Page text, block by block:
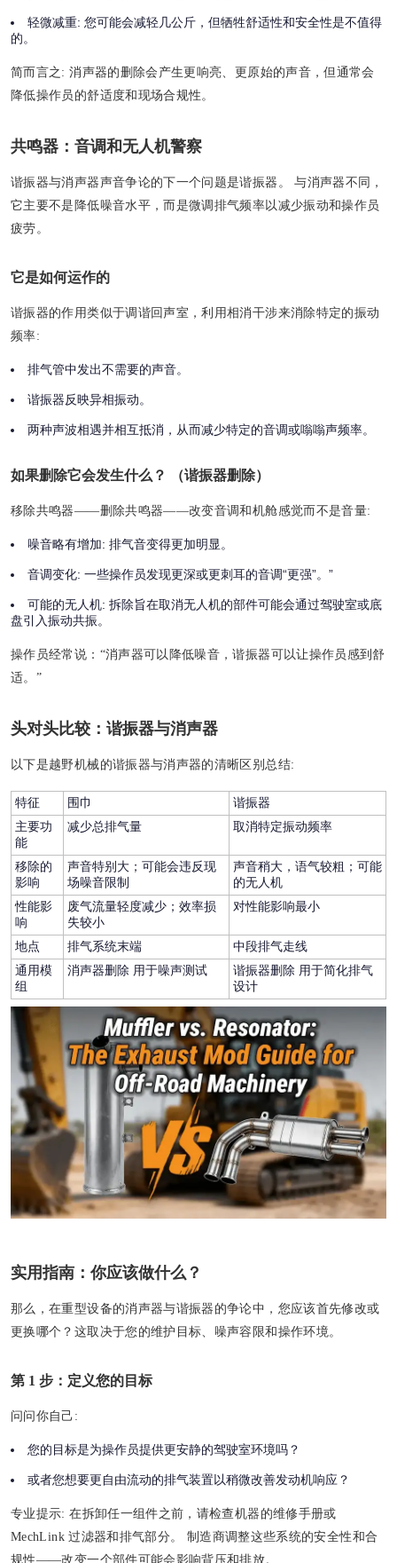
轻微减重: 您可能会减轻几公斤，但牺牲舒适性和安全性是不值得
的。
简而言之: 消声器的删除会产生更响亮、更原始的声音，但通常会
降低操作员的舒适度和现场合规性。
共鸣器：音调和无人机警察
谐振器与消声器声音争论的下一个问题是谐振器。 与消声器不同，
它主要不是降低噪音水平，而是微调排气频率以减少振动和操作员
疲劳。
它是如何运作的
谐振器的作用类似于调谐回声室，利用相消干涉来消除特定的振动
频率:
排气管中发出不需要的声音。
谐振器反映异相振动。
两种声波相遇并相互抵消，从而减少特定的音调或嗡嗡声频率。
如果删除它会发生什么？ （谐振器删除）
移除共鸣器——删除共鸣器——改变音调和机舱感觉而不是音量:
噪音略有增加: 排气音变得更加明显。
音调变化: 一些操作员发现更深或更刺耳的音调“更强”。”
可能的无人机: 拆除旨在取消无人机的部件可能会通过驾驶室或底
盘引入振动共振。
操作员经常说：“消声器可以降低噪音，谐振器可以让操作员感到舒
适。”
头对头比较：谐振器与消声器
以下是越野机械的谐振器与消声器的清晰区别总结:
特征 围巾
谐振器
主要功
能
减少总排气量 取消特定振动频率
移除的
影响
声音特别大；可能会违反现
场噪音限制
声音稍大，语气较粗；可能
的无人机
性能影
响
废气流量轻度减少；效率损
失较小
对性能影响最小
地点 排气系统末端
中段排气走线
通用模
组
消声器删除 用于噪声测试 谐振器删除 用于简化排气
设计
实用指南：你应该做什么？
那么，在重型设备的消声器与谐振器的争论中，您应该首先修改或
更换哪个？这取决于您的维护目标、噪声容限和操作环境。
第 1 步：定义您的目标
问问你自己:
您的目标是为操作员提供更安静的驾驶室环境吗？
或者您想要更自由流动的排气装置以稍微改善发动机响应？
专业提示: 在拆卸任一组件之前，请检查机器的维修手册或
MechLink 过滤器和排气部分。 制造商调整这些系统的安全性和合
规性——改变一个部件可能会影响背压和排放。